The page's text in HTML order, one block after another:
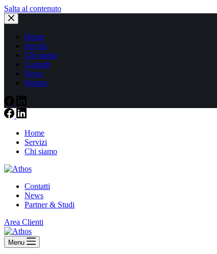
Salta al contenuto
Home
Servizi
Chi siamo
Contatti
News
Partner
Home
Servizi
Chi siamo
Contatti
News
Partner & Studi
Area Clienti
Menu